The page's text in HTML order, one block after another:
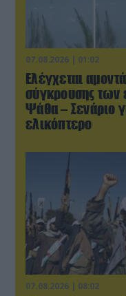
07.08.2026 | 01:02
Ελέγχεται
σύγκρουσης των
Ψάθα – Σενάριο
ελικόπτερο
07.08.2026 | 08:02